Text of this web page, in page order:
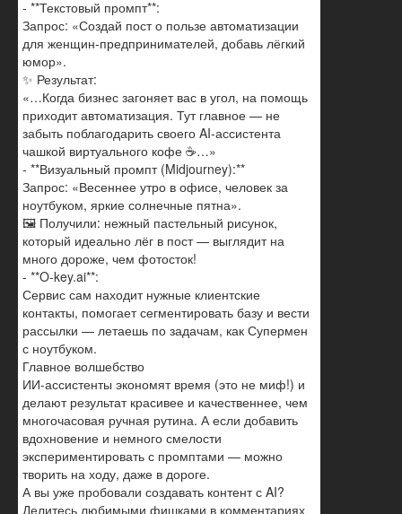
- **Текстовый промпт**:
Запрос: «Создай пост о пользе автоматизации
для женщин-предпринимателей, добавь лёгкий
юмор».
✨ Результат:
«…Когда бизнес загоняет вас в угол, на помощь
приходит автоматизация. Тут главное — не
забыть поблагодарить своего AI-ассистента
чашкой виртуального кофе ☕️…»
- **Визуальный промпт (Midjourney):**
Запрос: «Весеннее утро в офисе, человек за
ноутбуком, яркие солнечные пятна».
🖼️ Получили: нежный пастельный рисунок,
который идеально лёг в пост — выглядит на
много дороже, чем фотосток!
- **O-key.ai**:
Сервис сам находит нужные клиентские
контакты, помогает сегментировать базу и вести
рассылки — летаешь по задачам, как Супермен
с ноутбуком.
Главное волшебство
ИИ-ассистенты экономят время (это не миф!) и
делают результат красивее и качественнее, чем
многочасовая ручная рутина. А если добавить
вдохновение и немного смелости
экспериментировать с промптами — можно
творить на ходу, даже в дороге.
А вы уже пробовали создавать контент с AI?
Делитесь любимыми фишками в комментариях